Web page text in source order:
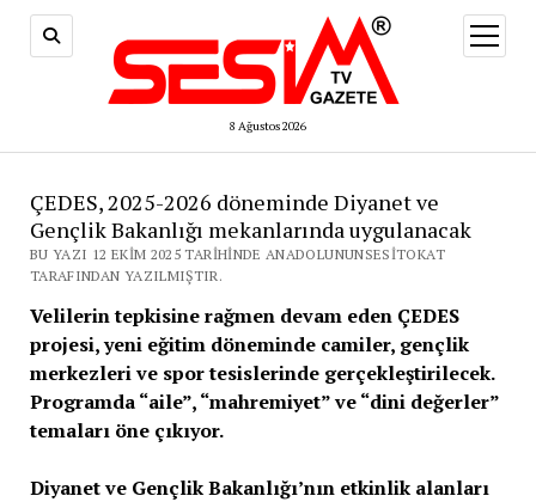
8 Ağustos 2026
aç
ÇEDES, 2025-2026 döneminde Diyanet ve
Gençlik Bakanlığı mekanlarında uygulanacak
BU YAZI 12 EKIM 2025 TARIHINDE ANADOLUNUNSESITOKAT
TARAFINDAN YAZILMIŞTIR.
Velilerin tepkisine rağmen devam eden ÇEDES
projesi, yeni eğitim döneminde camiler, gençlik
merkezleri ve spor tesislerinde gerçekleştirilecek.
Programda “aile”, “mahremiyet” ve “dini değerler”
temaları öne çıkıyor.
Diyanet ve Gençlik Bakanlığı’nın etkinlik alanları